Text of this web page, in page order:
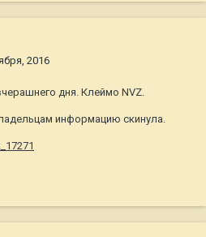
2016
дня. Клеймо NVZ.
информацию скинула.